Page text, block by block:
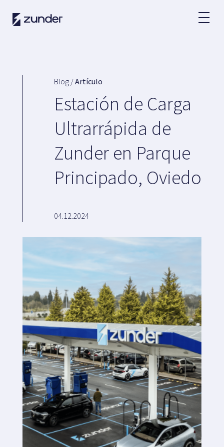
ES
App de Zunder
Grandes cuentas
Acuerdos
Plataforma SaaS
Plataforma SaaS
Beneficios
Para quién
Buscamos ubicaciones
¿Qué buscamos?
¿Qué ofrecemos?
Proponer ubicación
Blog /Artículo
Estación de Carga
Ultrarrápida de
Zunder en Parque
Principado, Oviedo
04.12.2024